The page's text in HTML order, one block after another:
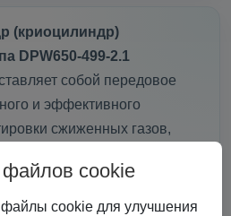
(криоцилиндр)
DPW650-499-2.1
собой передовое
и эффективного
сжиженных газов,
высокой надежностью и
технических газов, что
cookie
файлы cookie для улучшения